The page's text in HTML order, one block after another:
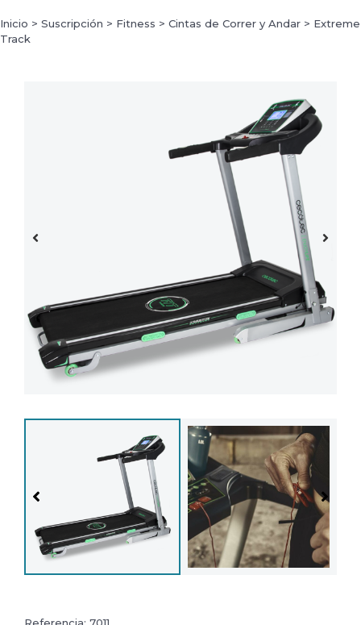
Inicio > Suscripción > Fitness > Cintas de Correr y Andar > Extreme
Track